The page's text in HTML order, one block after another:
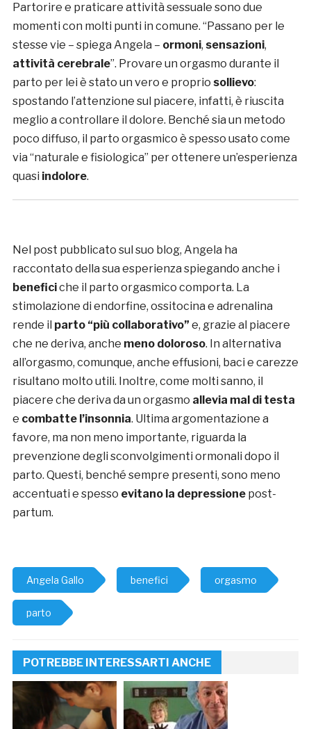
Partorire e praticare attività sessuale sono due
momenti con molti punti in comune. “Passano per le
stesse vie – spiega Angela – ormoni, sensazioni,
attività cerebrale”. Provare un orgasmo durante il
parto per lei è stato un vero e proprio sollievo:
spostando l’attenzione sul piacere, infatti, è riuscita
meglio a controllare il dolore. Benché sia un metodo
poco diffuso, il parto orgasmico è spesso usato come
via “naturale e fisiologica” per ottenere un’esperienza
quasi indolore.
Nel post pubblicato sul suo blog, Angela ha
raccontato della sua esperienza spiegando anche i
beneficiche il parto orgasmico comporta. La
stimolazione di endorfine, ossitocina e adrenalina
rende il parto “più collaborativo” e, grazie al piacere
che ne deriva, anche meno doloroso. In alternativa
all’orgasmo, comunque, anche effusioni, baci e carezze
risultano molto utili. Inoltre, come molti sanno, il
piacere che deriva da un orgasmo allevia mal di testa
e combatte l’insonnia. Ultima argomentazione a
favore, ma non meno importante, riguarda la
prevenzione degli sconvolgimenti ormonali dopo il
parto. Questi, benché sempre presenti, sono meno
accentuati e spesso evitano la depressionepost-
partum.
Angela Gallo benefici orgasmo
parto
POTREBBE INTERESSARTI ANCHE